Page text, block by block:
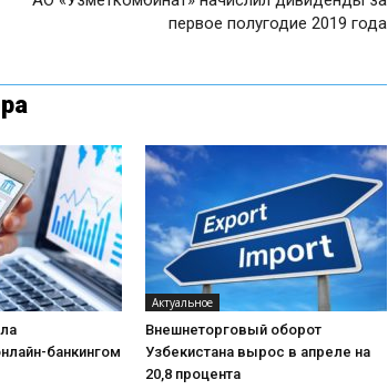
первое полугодие 2019 года
банкингом
Актуальное
Внешнеторговый оборот
Узбекистана вырос в апреле на
20,8 процента